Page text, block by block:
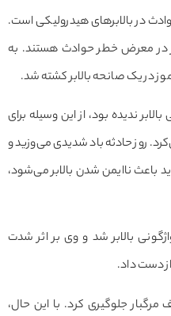
بالابرهای هیدرولیکی است.
معرض خطر حوادث هستند. به
صانحه بالابر کشته شد.
ندیده بود، از این وسیله برای
حادثه باد شدیدی می‌وزید و
ناایمن شدن بالابر می‌شود،
شد و وی بر اثر شدت
داد.
جلوگیری کرد. با این حال،